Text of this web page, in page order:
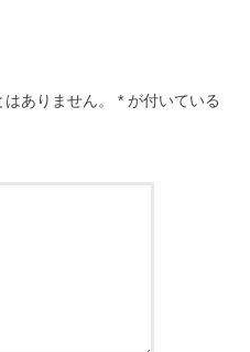
ありません。 * が付いている